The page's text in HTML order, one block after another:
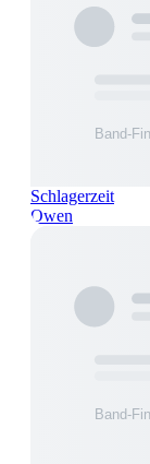
Schlagerzeit
Owen